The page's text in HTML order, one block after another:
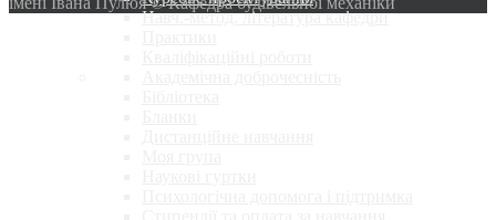
Навч.-метод. література кафедри